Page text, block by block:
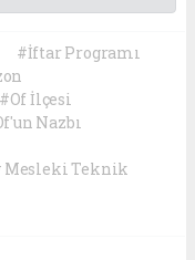
#İftar Programı
#Of İlçesi
Nazbı
Mesleki Teknik